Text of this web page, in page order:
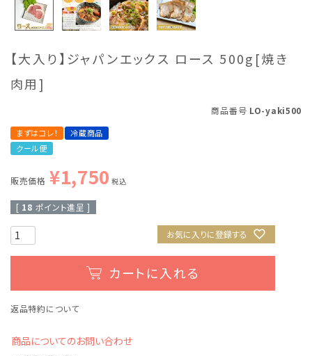
【大入り】ジャパンエックス ロース 500g[焼き
肉用]
商品番号 LO-yaki500
まずはコレ！
冷蔵商品
クール便
販売価格 ¥1,750 税込
[ 18 ポイント進呈 ]
お気に入りに登録する
カートに入れる
返品特約について
商品についてのお問い合わせ